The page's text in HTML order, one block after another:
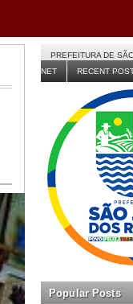
PREFEITURA DE
NET
RECENT
Popular Posts